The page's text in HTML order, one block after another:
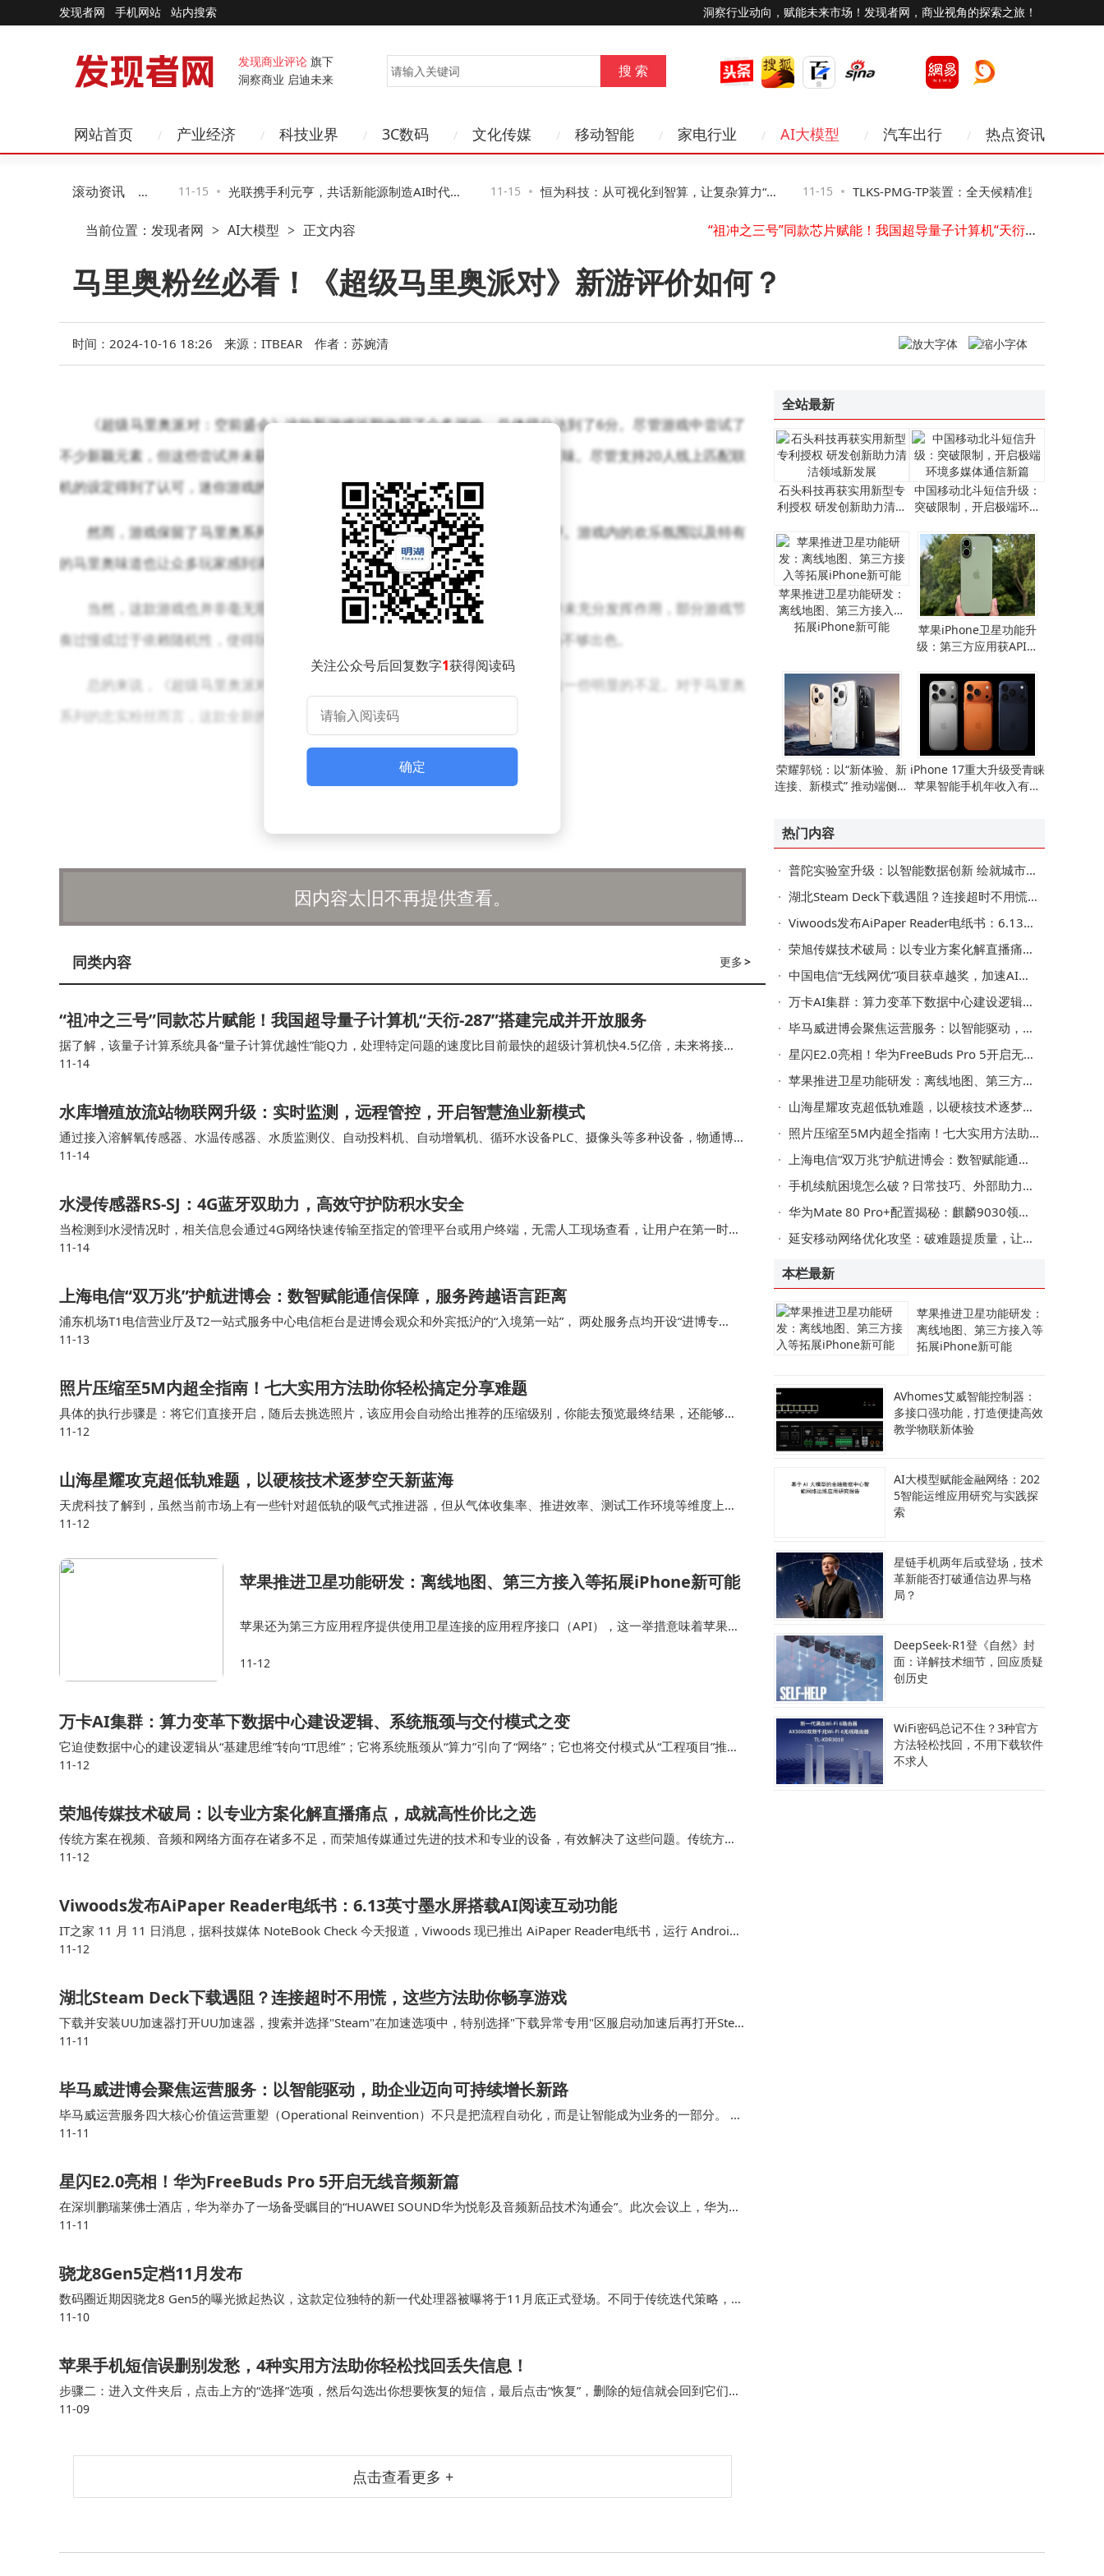
发现者网 手机网站 站内搜索 洞察行业动向，赋能未来市场！发现者网，商业视角的探索之旅！
发现商业评论旗下
洞察商业 启迪未来
网站首页 产业经济 科技业界 3C数码 文化传媒 移动智能 家电行业 AI大模型 汽车出行 热点资讯
滚动资讯
略：三种方法详解，第 11-15 光联携手利元亨，共话新能源制造AI时代网
络新路径与新机遇
11-15 恒为科技：从可视化到智算，让复杂算力“看 11-15 TLKS-PMG-TP装置：全天候精准监测，守护
输电线路“体温”安全
“祖冲之三号”同款芯片赋能！我国超导量子计算机“天衍-287”搭建完成并开放服务
水浸传感器RS-SJ：4G蓝牙双助力，高效守护防积水安全
山海星耀攻克超低轨难题，以硬核技术逐梦空天新蓝海
苹果推进卫星功能研发：离线地图、第三方接入等拓展iPhone新可能
万卡AI集群：算力变革下数据中心建设逻辑、系统瓶颈与交付模式之变
当前位置： 发现者网 > AI大模型 > 正文内容
马里奥粉丝必看！《超级马里奥派对》新游评价如何？
时间：2024-10-16 18:26 来源：ITBEAR 作者：苏婉清
《超级马里奥派对：空前盛会》这款新游戏近期收获了众多评价，总体得分达到了6分。尽管游戏中尝试了
不少新颖元素，但这些尝试并未获得玩家们的普遍欢迎，部分内容甚至被评价为乏味。尽管支持20人线上匹配联
机的设定得到了认可，迷你游戏的品质却不尽如人意。
然而，游戏保留了马里奥系列的一贯风格，原创地图和回拨盟友系统深受好评。游戏内的欢乐氛围以及特有
的马里奥味道也让众多玩家感到满意。
当然，这款游戏也并非毫无瑕疵。其模式设计显得过于复杂，许多迷你游戏并未充分发挥作用，部分游戏节
奏过慢或过于依赖随机性，使得玩家体验下降。假酷霸王这一角色的设计也被认为不够出色。
总的来说，《超级马里奥派对：空前盛会》在保留系列特色的同时，也展现出一些明显的不足。对于马里奥
系列的忠实粉丝而言，这款全新的派对游戏或许仍然具有一定的吸引力。
关注公众号后回复数字1获得阅读码
确定
因内容太旧不再提供查看。
更多>
同类内容
“祖冲之三号”同款芯片赋能！我国超导量子计算机“天衍-287”搭建完成并开放服务
据了解，该量子计算系统具备“量子计算优越性”能Q力，处理特定问题的速度比目前最快的超级计算机快4.5亿倍，未来将接
入“天衍”量子计算云平台并首次面向全球开放应用服务，这也将是我国首个具备“量子计算优越性”的量…
11-14
水库增殖放流站物联网升级：实时监测，远程管控，开启智慧渔业新模式
通过接入溶解氧传感器、水温传感器、水质监测仪、自动投料机、自动增氧机、循环水设备PLC、摄像头等多种设备，物通博联
智能数采网关能够实时采集各个鱼池的水质、溶解氧、水温以及投料、增氧、循环水等设备状态，通过5…
11-14
水浸传感器RS-SJ：4G蓝牙双助力，高效守护防积水安全
当检测到水浸情况时，相关信息会通过4G网络快速传输至指定的管理平台或用户终端，无需人工现场查看，让用户在第一时间
知晓积水隐患，为及时采取排水、设备转移等应对措施争取时间，避免积水造成更大损失。 水浸传感器凭借…
11-14
上海电信“双万兆”护航进博会：数智赋能通信保障，服务跨越语言距离
浦东机场T1电信营业厅及T2一站式服务中心电信柜台是进博会观众和外宾抵沪的“入境第一站”， 两处服务点均开设“进博专
席”，为参展人员和往来旅客提供中英双语咨询、交通指引与爱心便民服务。未来，上海电信将持续夯…
11-13
照片压缩至5M内超全指南！七大实用方法助你轻松搞定分享难题
具体的执行步骤是：将它们直接开启，随后去挑选照片，该应用会自动给出推荐的压缩级别，你能去预览最终结果，还能够对
某些设置予以调整，比如把分辨率调低或者转换格式，借此令文件大小小于5MB，这对即时分享至社交媒体来…
11-12
山海星耀攻克超低轨难题，以硬核技术逐梦空天新蓝海
天虎科技了解到，虽然当前市场上有一些针对超低轨的吸气式推进器，但从气体收集率、推进效率、测试工作环境等维度上，
山海星耀的电推进器均具备一定优势。 蔡东升表示，目前该产品是商业航天公司首次实现了“高真空运行环…
11-12
苹果推进卫星功能研发：离线地图、第三方接入等拓展iPhone新可能
苹果还为第三方应用程序提供使用卫星连接的应用程序接口（API），这一举措意味着苹果允
一举措或许是苹果在卫星通信领域进一步…
11-12
万卡AI集群：算力变革下数据中心建设逻辑、系统瓶颈与交付模式之变
它迫使数据中心的建设逻辑从“基建思维”转向“IT思维”；它将系统瓶颈从“算力”引向了“网络”；它也将交付模式从“工程项目”推向
了“产品制造”。 当一个万卡集群被点亮时，它不再是一个被动容纳IT设备的“机房”…
11-12
荣旭传媒技术破局：以专业方案化解直播痛点，成就高性价比之选
传统方案在视频、音频和网络方面存在诸多不足，而荣旭传媒通过先进的技术和专业的设备，有效解决了这些问题。传统方案
的视频分辨率较低，画面不够清晰，而荣旭传媒的4K 超高清视频拍摄制作让画面质量有了质的提升；传统…
11-12
Viwoods发布AiPaper Reader电纸书：6.13英寸墨水屏搭载AI阅读互动功能
IT之家 11 月 11 日消息，据科技媒体 NoteBook Check 今天报道，Viwoods 现已推出 AiPaper Reader电纸书，运行 Android
16 操作系统，机身配备专用 AI …
11-12
湖北Steam Deck下载遇阻？连接超时不用慌，这些方法助你畅享游戏
下载并安装UU加速器打开UU加速器，搜索并选择"Steam"在加速选项中，特别选择"下载异常专用"区服启动加速后再打开Stea
m Deck进行下载许多湖北用户反馈，使用这种方式后，原本停滞的下载进度条重新开…
11-11
毕马威进博会聚焦运营服务：以智能驱动，助企业迈向可持续增长新路
毕马威运营服务四大核心价值运营重塑（Operational Reinvention）不只是把流程自动化，而是让智能成为业务的一部分。 在
复杂监管中确保透明与合规在多业务场景中提升客户体验与决策质量在跨职能协作…
11-11
星闪E2.0亮相！华为FreeBuds Pro 5开启无线音频新篇
在深圳鹏瑞莱佛士酒店，华为举办了一场备受瞩目的“HUAWEI SOUND华为悦彰及音频新品技术沟通会”。此次会议上，华为低
调却震撼地推出了星闪E2.0技术，这一举动犹如在无线音频领域投下了一颗重磅炸弹，预示着蓝牙时代即将迎来重大变革。
11-11
骁龙8Gen5定档11月发布
数码圈近期因骁龙8 Gen5的曝光掀起热议，这款定位独特的新一代处理器被曝将于11月底正式登场。不同于传统迭代策略，其
采用旗舰级架构与中端定价的组合，在性能与成本间寻求突破，引发消费者对“高性能普惠化”的期待。据供应链消息，首批搭载
11-10
苹果手机短信误删别发愁，4种实用方法助你轻松找回丢失信息！
步骤二：进入文件夹后，点击上方的“选择”选项，然后勾选出你想要恢复的短信，最后点击“恢复”，删除的短信就会回到它们原
来的位置。 苹果短信恢复方法4.运营商协助原本满心期待地收到一条重要的手机短信，还没好好看…
11-09
点击查看更多 +
全站最新
石头科技再获实用新型专
利授权 研发创新助力清洁
中国移动北斗短信升级：
突破限制，开启极端环境
苹果推进卫星功能研发：
离线地图、第三方接入等
拓展iPhone新可能
​苹果iPhone卫星功能升
级：第三方应用获API支
荣耀郭锐：以“新体验、新
连接、新模式” 推动端侧AI
iPhone 17重大升级受青睐
苹果智能手机年收入有望
热门内容
普陀实验室升级：以智能数据创新 绘就城市治理新图景
湖北Steam Deck下载遇阻？连接超时不用慌，这些方法助你畅享游戏
Viwoods发布AiPaper Reader电纸书：6.13英寸墨水屏搭载AI阅读互动功能
荣旭传媒技术破局：以专业方案化解直播痛点，成就高性价比之选
中国电信“无线网优”项目获卓越奖，加速AI核心场景规模化应用
万卡AI集群：算力变革下数据中心建设逻辑、系统瓶颈与交付模式之变
毕马威进博会聚焦运营服务：以智能驱动，助企业迈向可持续增长新路
星闪E2.0亮相！华为FreeBuds Pro 5开启无线音频新篇
苹果推进卫星功能研发：离线地图、第三方接入等拓展iPhone新可能
山海星耀攻克超低轨难题，以硬核技术逐梦空天新蓝海
照片压缩至5M内超全指南！七大实用方法助你轻松搞定分享难题
上海电信“双万兆”护航进博会：数智赋能通信保障，服务跨越语言距离
手机续航困境怎么破？日常技巧、外部助力与科技革新共寻答案
华为Mate 80 Pro+配置揭秘：麒麟9030领衔，eSIM加持，高端工艺再突破
延安移动网络优化攻坚：破难题提质量，让市民畅享安心舒心网络
本栏最新
苹果推进卫星功能研发：
离线地图、第三方接入等
拓展iPhone新可能
AVhomes艾威智能控制器：
多接口强功能，打造便捷高效
教学物联新体验
AI大模型赋能金融网络：202
5智能运维应用研究与实践探
索
星链手机两年后或登场，技术
革新能否打破通信边界与格
局？
DeepSeek-R1登《自然》封
面：详解技术细节，回应质疑
创历史
WiFi密码总记不住？3种官方
方法轻松找回，不用下载软件
不求人